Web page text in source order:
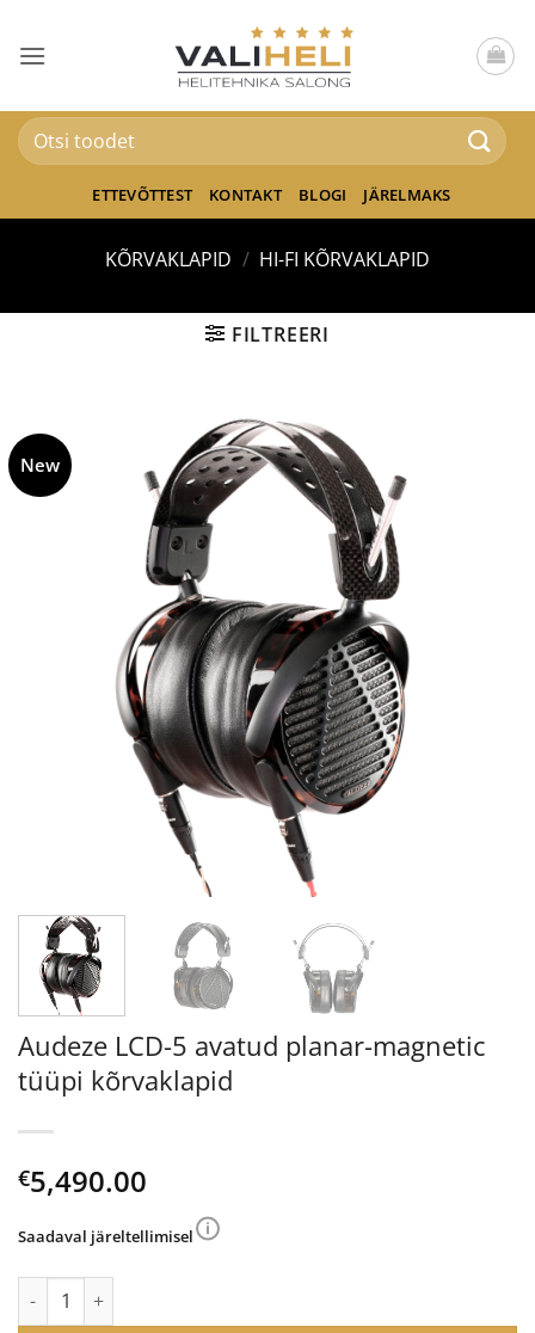
content
Otsi:
ETTEVÕTTEST KONTAKT BLOGI JÄRELMAKS
KÕRVAKLAPID / HI-FI KÕRVAKLAPID
FILTREERI
New
Audeze LCD-5 avatud planar-magnetic
tüüpi kõrvaklapid
€5,490.00
Saadaval järeltellimisel
Audeze LCD-5 avatud planar-magnetic tüüpi kõrvaklapid kogus